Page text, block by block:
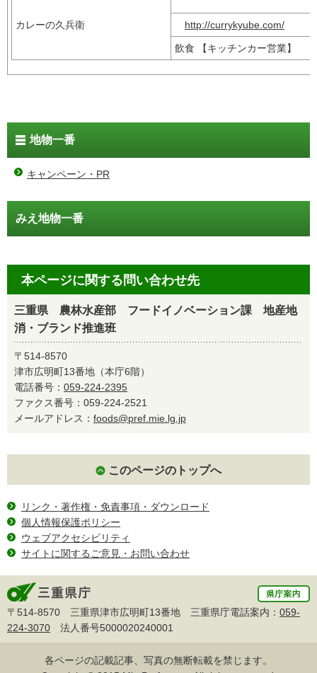
カレーの久兵衛 http://currykyube.com/
飲食 【キッチンカー営業】
地物一番
キャンペーン・PR
みえ地物一番
本ページに関する問い合わせ先
三重県 農林水産部 フードイノベーション課 地産地
消・ブランド推進班
〒514-8570
津市広明町13番地（本庁6階）
電話番号： 059-224-2395
ファクス番号：059-224-2521
メールアドレス： foods@pref.mie.lg.jp
このページのトップへ
リンク・著作権・免責事項・ダウンロード
個人情報保護ポリシー
ウェブアクセシビリティ
サイトに関するご意見・お問い合わせ
〒514-8570 三重県津市広明町13番地 三重県庁電話案内： 059-
224-3070 法人番号5000020240001
各ページの記載記事、写真の無断転載を禁じます。